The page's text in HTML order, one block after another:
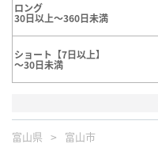
ロング
30日以上～360日未満
ショート【7日以上】
～30日未満
富山県 富山市